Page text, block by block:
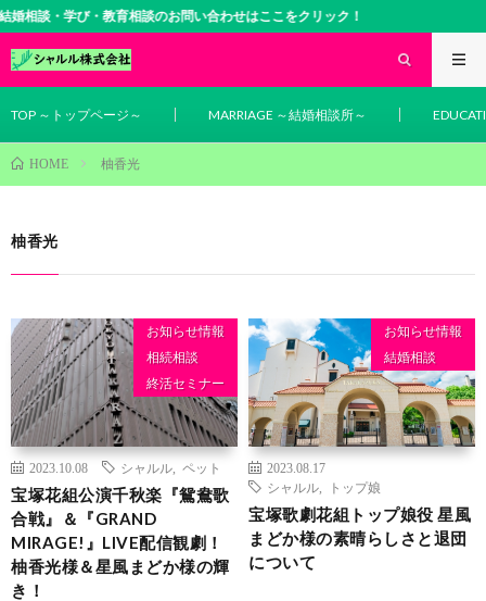
び・教育相談のお問い合わせはここをクリック！
TOP ～トップページ～ MARRIAGE ～結婚相談所～
HOME 柚香光
柚香光
お知らせ情報
相続相談
終活セミナー
2023.10.08 シャルル ペット
宝塚花組公演千秋楽『鴛鴦歌
合戦』＆『GRAND
MIRAGE!』LIVE配信観劇！
柚香光様＆星風まどか様の輝
き！
お知らせ情報
結婚相談
2023.08.17
シャルル
トップ娘
宝塚歌劇花組トップ娘役 星風
まどか様の素晴らしさと退団
について